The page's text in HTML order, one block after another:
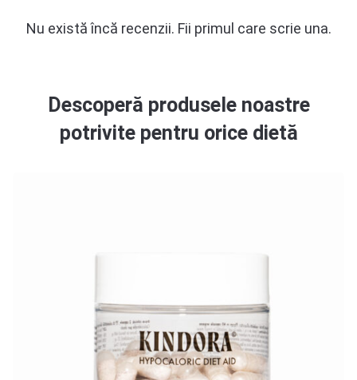
Nu există încă recenzii. Fii primul care scrie una.
Descoperă produsele noastre
potrivite pentru orice dietă